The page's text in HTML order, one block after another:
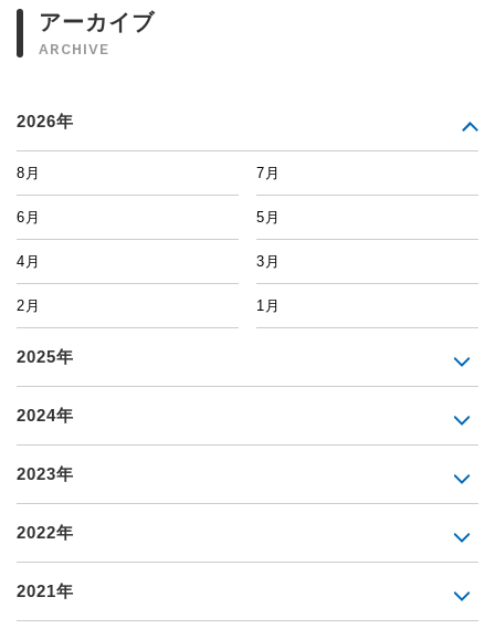
アーカイブ
ARCHIVE
2026年
8月 7月
6月 5月
4月 3月
2月 1月
2025年
2024年
2023年
2022年
2021年